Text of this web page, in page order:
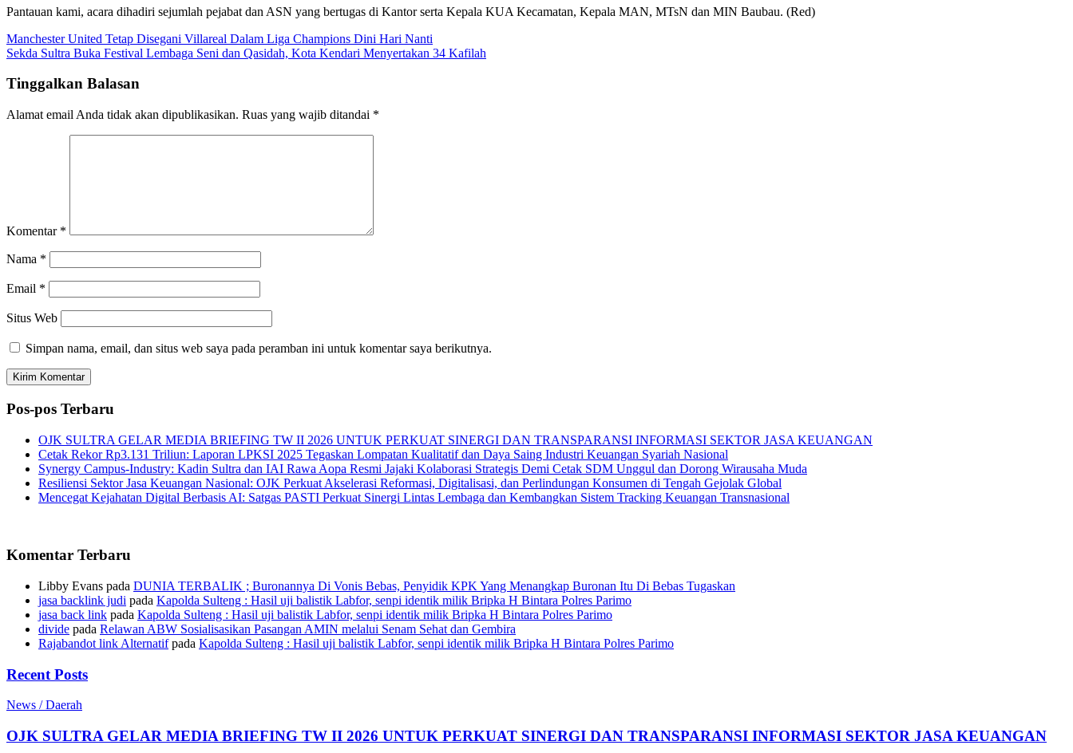
Pantauan kami, acara dihadiri sejumlah pejabat dan ASN yang bertugas di Kantor serta Kepala KUA Kecamatan, Kepala MAN, MTsN dan MIN Baubau. (Red)
Navigasi
pos
Manchester United Tetap Disegani Villareal Dalam Liga Champions Dini Hari Nanti
Sekda Sultra Buka Festival Lembaga Seni dan Qasidah, Kota Kendari Menyertakan 34 Kafilah
Tinggalkan Balasan
Alamat email Anda tidak akan dipublikasikan. Ruas yang wajib ditandai *
Komentar *
Nama *
Email *
Situs Web
Simpan nama, email, dan situs web saya pada peramban ini untuk komentar saya berikutnya.
Pos-pos Terbaru
OJK SULTRA GELAR MEDIA BRIEFING TW II 2026 UNTUK PERKUAT SINERGI DAN TRANSPARANSI INFORMASI SEKTOR JASA KEUANGAN
Cetak Rekor Rp3.131 Triliun: Laporan LPKSI 2025 Tegaskan Lompatan Kualitatif dan Daya Saing Industri Keuangan Syariah Nasional
Synergy Campus-Industry: Kadin Sultra dan IAI Rawa Aopa Resmi Jajaki Kolaborasi Strategis Demi Cetak SDM Unggul dan Dorong Wirausaha Muda
Resiliensi Sektor Jasa Keuangan Nasional: OJK Perkuat Akselerasi Reformasi, Digitalisasi, dan Perlindungan Konsumen di Tengah Gejolak Global
Mencegat Kejahatan Digital Berbasis AI: Satgas PASTI Perkuat Sinergi Lintas Lembaga dan Kembangkan Sistem Tracking Keuangan Transnasional
Komentar Terbaru
Libby Evans pada DUNIA TERBALIK ; Buronannya Di Vonis Bebas, Penyidik KPK Yang Menangkap Buronan Itu Di Bebas Tugaskan
jasa backlink judi pada Kapolda Sulteng : Hasil uji balistik Labfor, senpi identik milik Bripka H Bintara Polres Parimo
jasa back link pada Kapolda Sulteng : Hasil uji balistik Labfor, senpi identik milik Bripka H Bintara Polres Parimo
divide pada Relawan ABW Sosialisasikan Pasangan AMIN melalui Senam Sehat dan Gembira
Rajabandot link Alternatifpada Kapolda Sulteng : Hasil uji balistik Labfor, senpi identik milik Bripka H Bintara Polres Parimo
Recent Posts
News / Daerah
OJK SULTRA GELAR MEDIA BRIEFING TW II 2026 UNTUK PERKUAT SINERGI DAN TRANSPARANSI INFORMASI SEKTOR JASA KEUANGAN